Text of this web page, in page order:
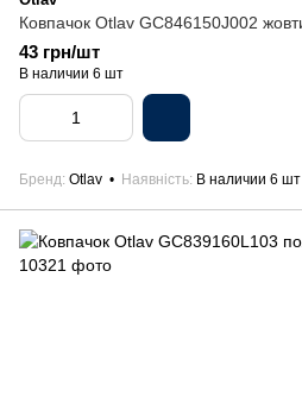
Ковпачок Otlav GC846150J002
43 грн/шт
В наличии 6 шт
Бренд Otlav Наявність В наличии 6 шт